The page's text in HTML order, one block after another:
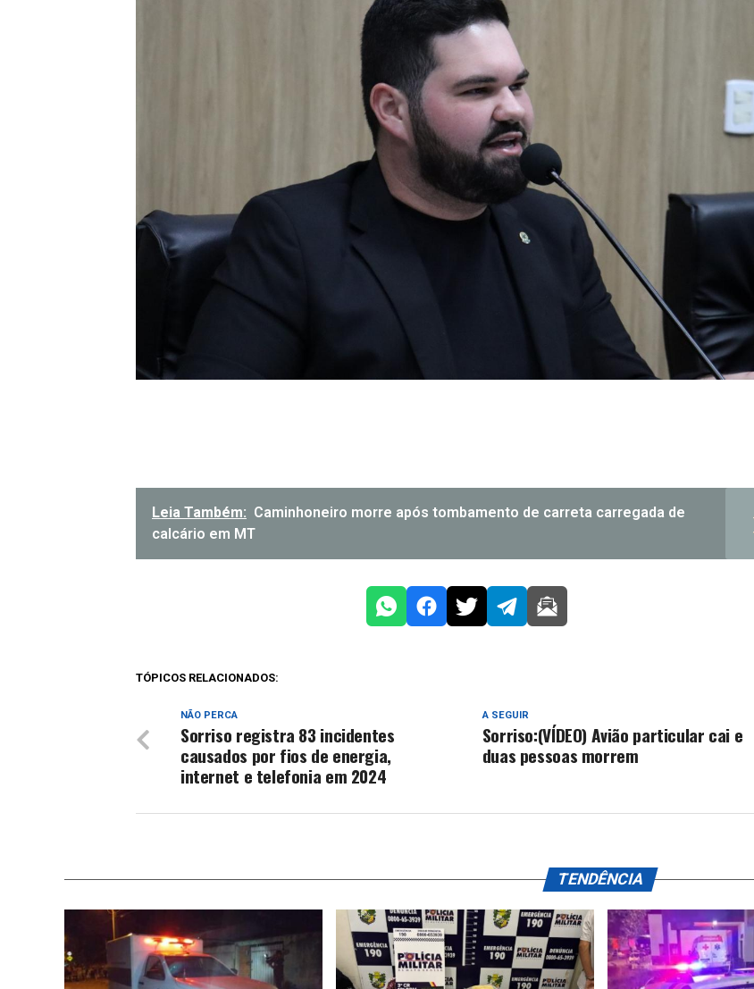
Leia Também: Caminhoneiro morre após tombamento de carreta carregada de
calcário em MT
TÓPICOS RELACIONADOS:
A SEGUIR
Sorriso:(VÍDEO) Avião particular cai e
duas pessoas morrem
NÃO PERCA
Sorriso registra 83 incidentes
causados por fios de energia,
internet e telefonia em 2024
TENDÊNCIA